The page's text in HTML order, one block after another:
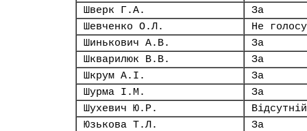
Шверк Г.А.
За
Шевченко О.Л.
Не
Шинькович А.В.
За
Шкварилюк В.В.
За
Шкрум А.І.
За
Шурма І.М.
За
Шухевич Ю.Р.
Відсутній
Юзькова Т.Л.
За